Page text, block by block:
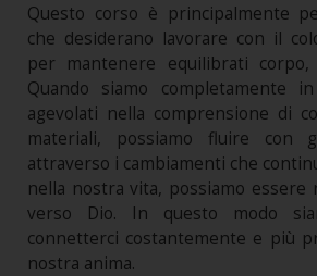
Questo corso è principalmente
che desiderano lavorare con il
per mantenere equilibrati
Quando siamo completamente
agevolati nella comprensione di
materiali, possiamo fluire con
attraverso i cambiamenti che
nella nostra vita, possiamo essere
verso Dio. In questo modo
connetterci costantemente e più
nostra anima.